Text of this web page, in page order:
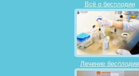
Всё о бесплодии
Лечение бесплодия